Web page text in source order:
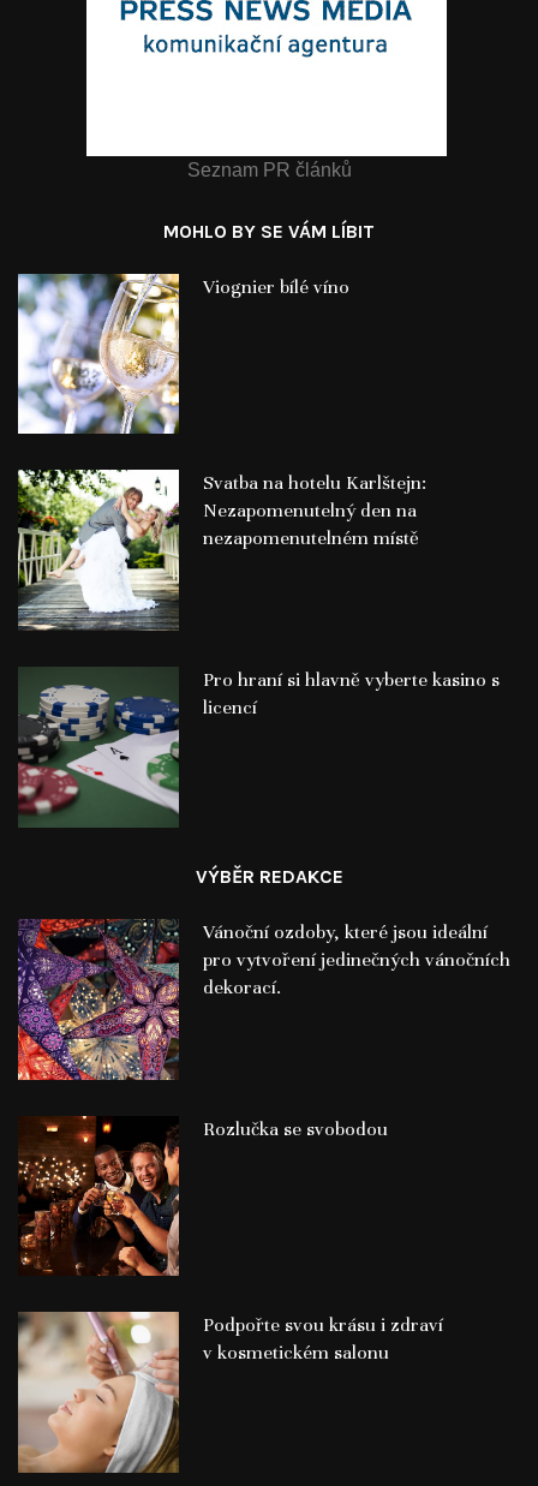
Seznam PR článků
MOHLO BY SE VÁM LÍBIT
Viognier bílé víno
Svatba na hotelu Karlštejn:
Nezapomenutelný den na
nezapomenutelném místě
Pro hraní si hlavně vyberte kasino s
licencí
VÝBĚR REDAKCE
Vánoční ozdoby, které jsou ideální
pro vytvoření jedinečných vánočních
dekorací.
Rozlučka se svobodou
Podpořte svou krásu i zdraví
v kosmetickém salonu